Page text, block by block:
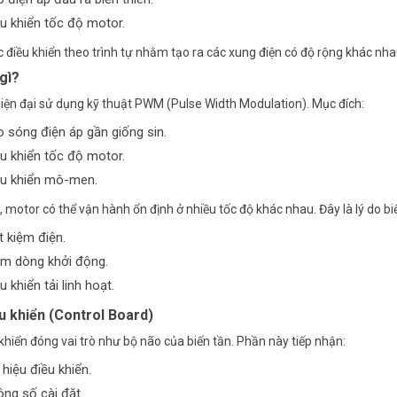
Cụ Đổi Đơn Vị Trực Tuyến: Chiều Dài,
khiển tốc độ motor.
điều khiển theo trình tự nhằm tạo ra các xung điện có độ rộng khác
đại sử dụng kỹ thuật PWM (Pulse Width Modulation). Mục đích:
sóng điện áp gần giống sin.
khiển tốc độ motor.
khiển mô-men.
motor có thể vận hành ổn định ở nhiều tốc độ khác nhau. Đây là lý do
kiệm điện.
dòng khởi động.
khiển tải linh hoạt.
khiển (Control Board)
đóng vai trò như bộ não của biến tần. Phần này tiếp nhận:
điều khiển.
số cài đặt.